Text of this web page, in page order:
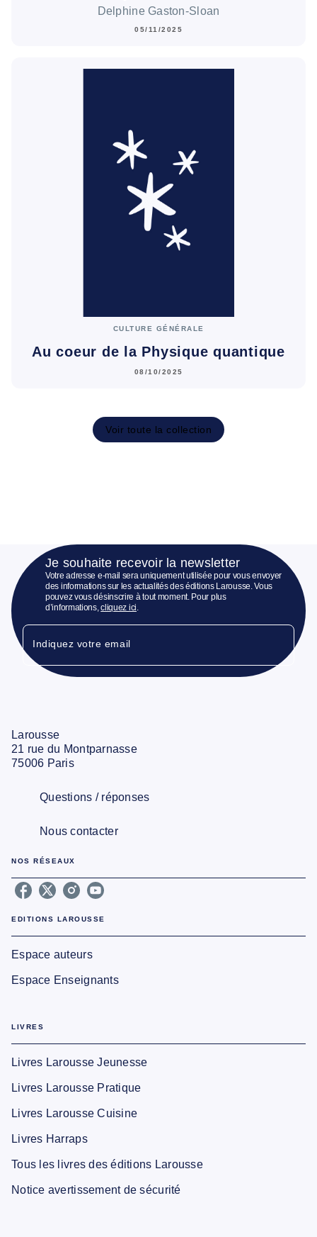
Delphine Gaston-Sloan
05/11/2025
CULTURE GÉNÉRALE
Au coeur de la Physique quantique
08/10/2025
Voir toute la collection
Je souhaite recevoir la newsletter
Votre adresse e-mail sera uniquement utilisée pour vous envoyer
des informations sur les actualités des éditions Larousse. Vous
pouvez vous désinscrire à tout moment. Pour plus
d’informations,cliquez ici.
Indiquez votre email
Larousse
21 rue du Montparnasse
75006 Paris
Questions / réponses
Nous contacter
NOS RÉSEAUX
EDITIONS LAROUSSE
Espace auteurs
Espace Enseignants
LIVRES
Livres Larousse Jeunesse
Livres Larousse Pratique
Livres Larousse Cuisine
Livres Harraps
Tous les livres des éditions Larousse
Notice avertissement de sécurité